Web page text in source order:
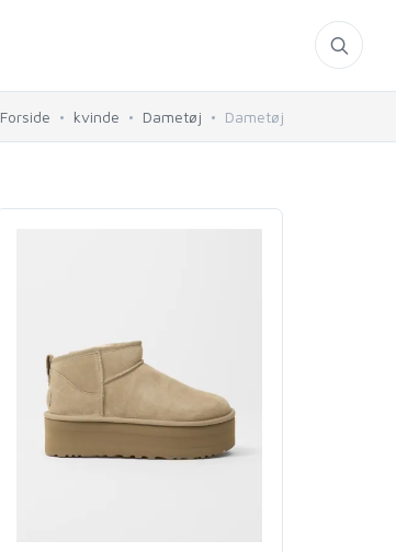
Forside kvinde Dametøj Dametøj